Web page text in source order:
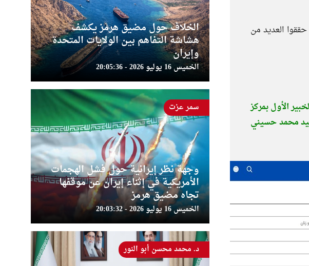
العديد من
الأول بمرکز
سيد محمد حسيني
الخلاف حول مضيق هرمز يكشف
هشاشة التفاهم بين الولايات المتحدة
وإيران
الخميس 16 يوليو 2026 - 20:05:36
وجهة نظر إيرانية حول فشل الهجمات
الأمريكية في إثناء إيران عن موقفها
تجاه مضيق هرمز
الخميس 16 يوليو 2026 - 20:03:32
سمر عزت
د. محمد محسن أبو النور